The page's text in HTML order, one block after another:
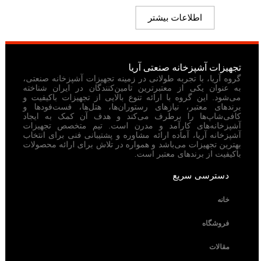
اطلاعات بیشتر
تجهیزات آشپزخانه صنعتی آریا
گروه آریا، با تجربه طولانی در زمینه تجهیزات آشپزخانه صنعتی،
به عنوان یکی از معتبرترین تامین‌کنندگان در ایران شناخته
می‌شود. این گروه با ارائه تنوع بالایی از تجهیزات باکیفیت و
برندهای معتبر، نیازهای رستوران‌ها، هتل‌ها، فست‌فودها و
کافی‌شاپ‌ها را برطرف می‌کند و هدف آن کمک به ایجاد
آشپزخانه‌های کارآمد و مدرن است. تیم متخصص تجهیزات
آشپزخانه آریا، آماده ارائه مشاوره و پشتیبانی فنی برای انتخاب
بهترین تجهیزات می‌باشد و همواره در تلاش برای ارائه محصولات
باکیفیت از برندهای معتبر است.
دسترسی سریع
خانه
فروشگاه
مقالات